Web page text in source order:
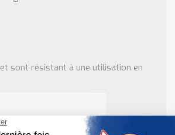
sont résistant à une utilisation en